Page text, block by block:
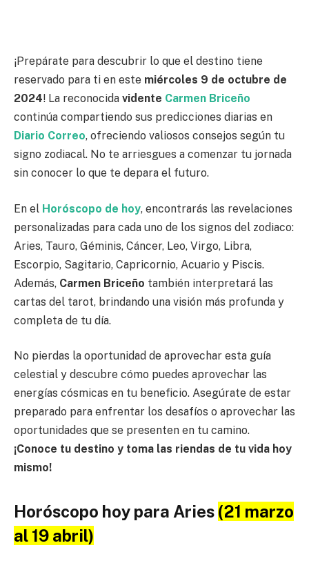
¡Prepárate para descubrir lo que el destino tiene
reservado para ti en este miércoles 9 de octubre de
2024! La reconocida vidente Carmen Briceño
continúa compartiendo sus predicciones diarias en
Diario Correo, ofreciendo valiosos consejos según tu
signo zodiacal. No te arriesgues a comenzar tu jornada
sin conocer lo que te depara el futuro.
En el Horóscopo de hoy, encontrarás las revelaciones
personalizadas para cada uno de los signos del zodiaco:
Aries, Tauro, Géminis, Cáncer, Leo, Virgo, Libra,
Escorpio, Sagitario, Capricornio, Acuario y Piscis.
Además, Carmen Briceño también interpretará las
cartas del tarot, brindando una visión más profunda y
completa de tu día.
No pierdas la oportunidad de aprovechar esta guía
celestial y descubre cómo puedes aprovechar las
energías cósmicas en tu beneficio. Asegúrate de estar
preparado para enfrentar los desafíos o aprovechar las
oportunidades que se presenten en tu camino.
¡Conoce tu destino y toma las riendas de tu vida hoy
mismo!
Horóscopo hoy para Aries (21 marzo
al 19 abril)